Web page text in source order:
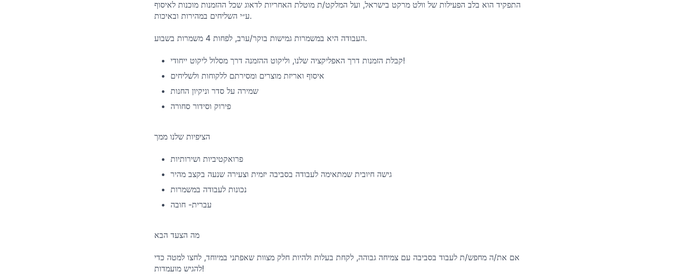
התפקיד הוא בלב הפעילות של וולט מרקט בישראל, ועל המלקט/ת מוטלת האחריות לדאוג שכל ההזמנות מוכנות לאיסוף
ע״י השליחים במהירות ובאיכות.
העבודה היא במשמרות גמישות בוקר/ערב, לפחות 4 משמרות בשבוע.
קבלת הזמנות דרך האפליקציה שלנו, וליקוט ההזמנה דרך מסלול ליקוט ייחודי!
איסוף ואריזת מוצרים ומסירתם ללקוחות ולשליחים
שמירה על סדר וניקיון החנות
פירוק וסידור סחורה
הציפיות שלנו ממך
פרואקטיביות ושירותיות
גישה חיובית שמתאימה לעבודה בסביבה יזמית וצעירה שנעה בקצב מהיר
נכונות לעבודה במשמרות
עברית- חובה
מה הצעד הבא
אם את/ה מחפש/ת לעבוד בסביבה עם צמיחה גבוהה, לקחת בעלות ולהיות חלק מצוות שאפתני במיוחד, לחצו למטה כדי
להגיש מועמדות!